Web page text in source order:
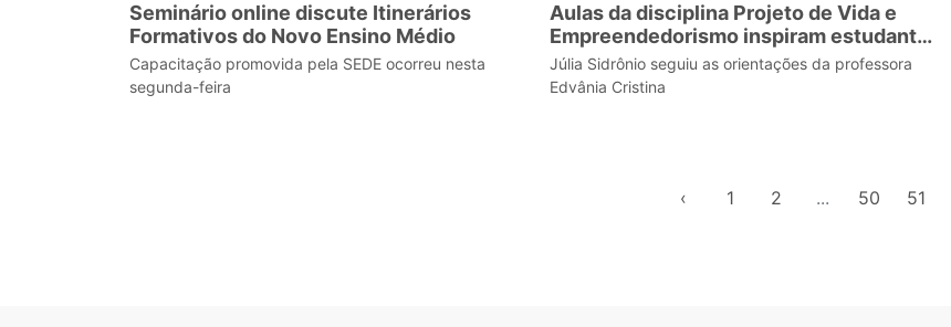
Seminário online discute Itinerários
Formativos do Novo Ensino Médio
Capacitação promovida pela SEDE ocorreu nesta
segunda-feira
Aulas da disciplina Projeto de Vida e
Empreendedorismo inspiram estudante
a abrir seu próprio negócio
Júlia Sidrônio seguiu as orientações da professora
Edvânia Cristina
‹ 1 2 ... 50 51